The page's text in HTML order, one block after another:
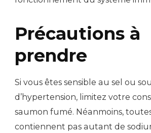
Précautions à
prendre
Si vous êtes sensible au sel ou
d’hypertension, limitez votre
saumon fumé. Néanmoins,
contiennent pas autant de